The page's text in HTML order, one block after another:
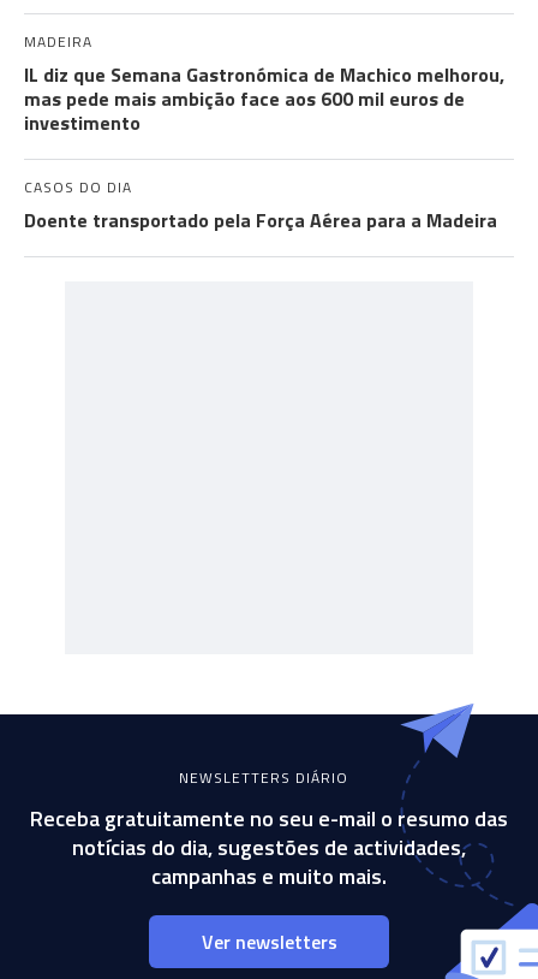
MADEIRA
IL diz que Semana Gastronómica de Machico melhorou,
mas pede mais ambição face aos 600 mil euros de
investimento
CASOS DO DIA
Doente transportado pela Força Aérea para a Madeira
NEWSLETTERS DIÁRIO
Receba gratuitamente no seu e-mail o resumo das
notícias do dia, sugestões de actividades,
campanhas e muito mais.
Ver newsletters